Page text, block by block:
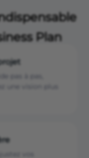
Plan
une vision plus